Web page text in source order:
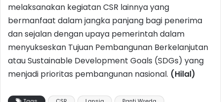
melaksanakan kegiatan CSR lainnya yang
bermanfaat dalam jangka panjang bagi penerima
dan sejalan dengan upaya pemerintah dalam
menyukseskan Tujuan Pembangunan Berkelanjutan
atau Sustainable Development Goals (SDGs) yang
menjadi prioritas pembangunan nasional. (Hilal)